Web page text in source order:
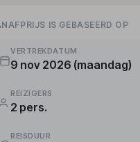
IS GEBASEERD OP
VERTREKDATUM
9 nov 2026 (maandag)
REIZIGERS
2 pers.
REISDUUR